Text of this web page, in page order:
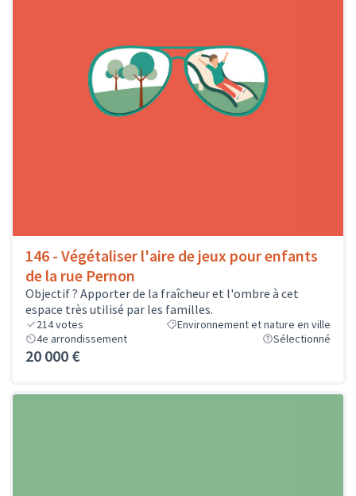
146 - Végétaliser l'aire de jeux pour enfants
de la rue Pernon
Objectif ? Apporter de la fraîcheur et l'ombre à cet
espace très utilisé par les familles.
214votes
Environnement et nature en ville
4e arrondissement
Sélectionné
20 000 €